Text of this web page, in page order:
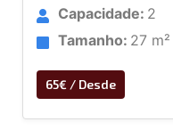
Capacidade: 2
Tamanho: 27 m²
65€ / Desde